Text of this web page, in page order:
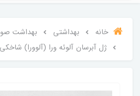
خانه بهداشتی
بهداشت
ژل آبرسان آلوئه ورا (آلوورا) شاخکی 250 میل